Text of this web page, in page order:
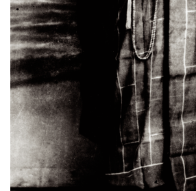
高
僧
访
谈
心
乐
菩